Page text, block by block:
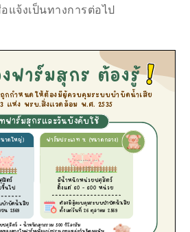
แจ้งเป็นทางการต่อไป